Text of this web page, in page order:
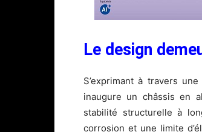
Le design
S’exprimant à travers
inaugure un châssis en
stabilité structurelle à
corrosion et une limite